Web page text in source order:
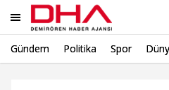
Gündem Politika Spor